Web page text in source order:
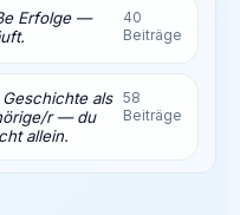
Erfolge —
40
Beiträge
als
r — du
allein.
58
Beiträge